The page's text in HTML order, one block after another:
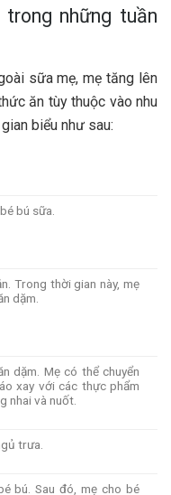
những tuần
sữa mẹ, mẹ tăng lên
ăn tùy thuộc vào nhu
biểu như sau:
bú sữa.
Trong thời gian này, mẹ
dặm.
dặm. Mẹ có thể chuyển
xay với các thực phẩm
nhai và nuốt.
trưa.
bú. Sau đó, mẹ cho bé